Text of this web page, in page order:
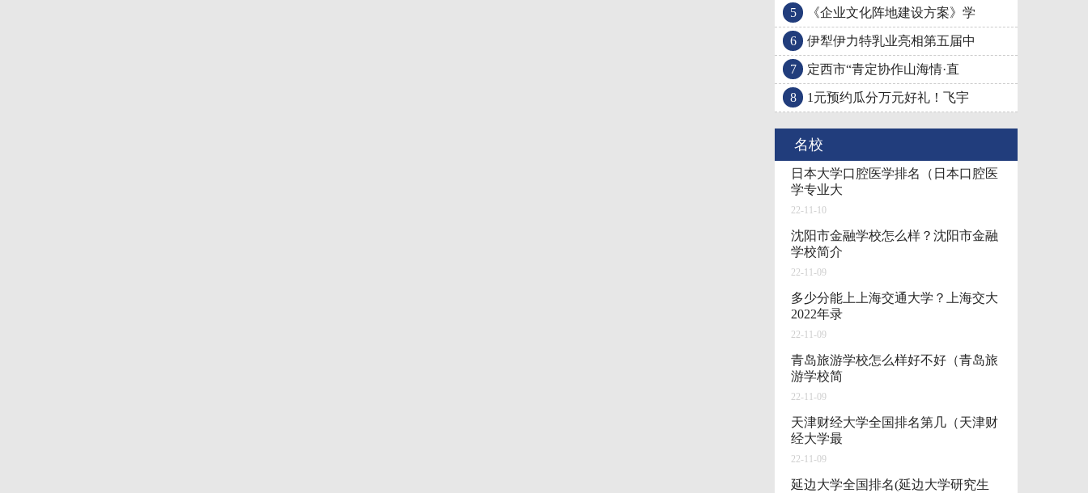
礼多多盲盒电商全网招
5 《企业文化阵地建设方案》学
6 伊犁伊力特乳业亮相第五届中
7 定西市“青定协作山海情·直
8 1元预约瓜分万元好礼！飞宇
名校
日本大学口腔医学排名（日本口腔医
学专业大
22-11-10
沈阳市金融学校怎么样？沈阳市金融
学校简介
22-11-09
多少分能上上海交通大学？上海交大
2022年录
22-11-09
青岛旅游学校怎么样好不好（青岛旅
游学校简
22-11-09
天津财经大学全国排名第几（天津财
经大学最
22-11-09
延边大学全国排名(延边大学研究生